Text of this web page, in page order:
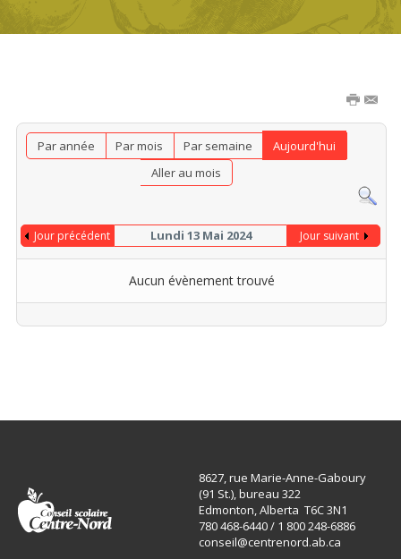
Par année Par mois Par semaine
Aujourd'hui
Aller au mois
Jour précédent Lundi 13 Mai 2024 Jour suivant
Aucun évènement trouvé
8627, rue Marie-Anne-Gaboury
(91 St.), bureau 322
Edmonton, Alberta T6C 3N1
780 468-6440 / 1 800 248-6886
conseil@centrenord.ab.ca